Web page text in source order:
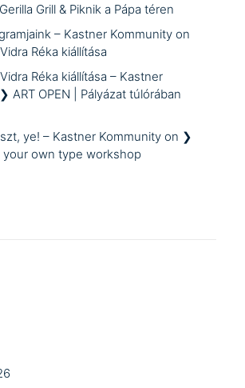
Gerilla Grill & Piknik a Pápa téren
– Kastner Kommunity on
Réka kiállítása
Réka kiállítása – Kastner
❯ ART OPEN | Pályázat túlórában
ye! – Kastner Kommunity on ❯
your own type workshop